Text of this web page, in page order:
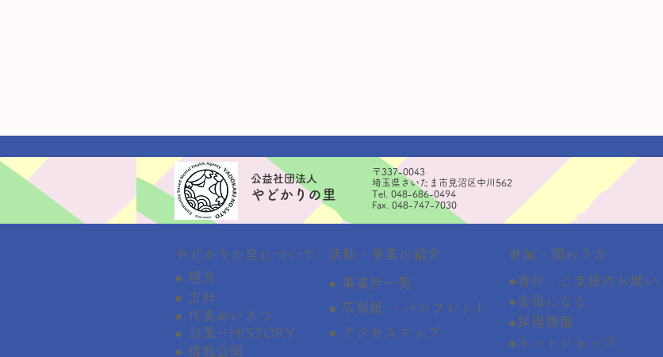
​公益社団法人
やどかりの里
〒337-0043
埼玉県さいたま市見沼区中川562
Tel. 048-686-0494
Fax. 048-747-7030
やどかりの里について
● 理念
● 方針
● 代表あいさつ
● 沿革ーHISTORY
● 情報公開
活動・事業の紹介
● 事業所一覧
● 広報紙 ・パンフレット
● アクセスマップ
参加・関わり方
●寄付・ご支援のお願い
●会員になる
●採用情報
●ネットショップ